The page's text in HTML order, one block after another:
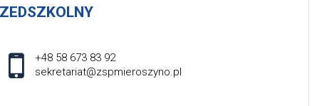
+48 58 673 83 92
sekretariat@zspmieroszyno.pl